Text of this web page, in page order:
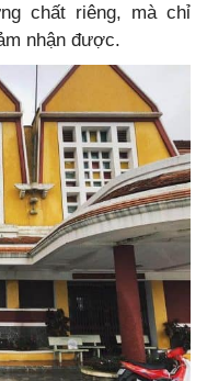
chất riêng, mà chỉ
nhận được.